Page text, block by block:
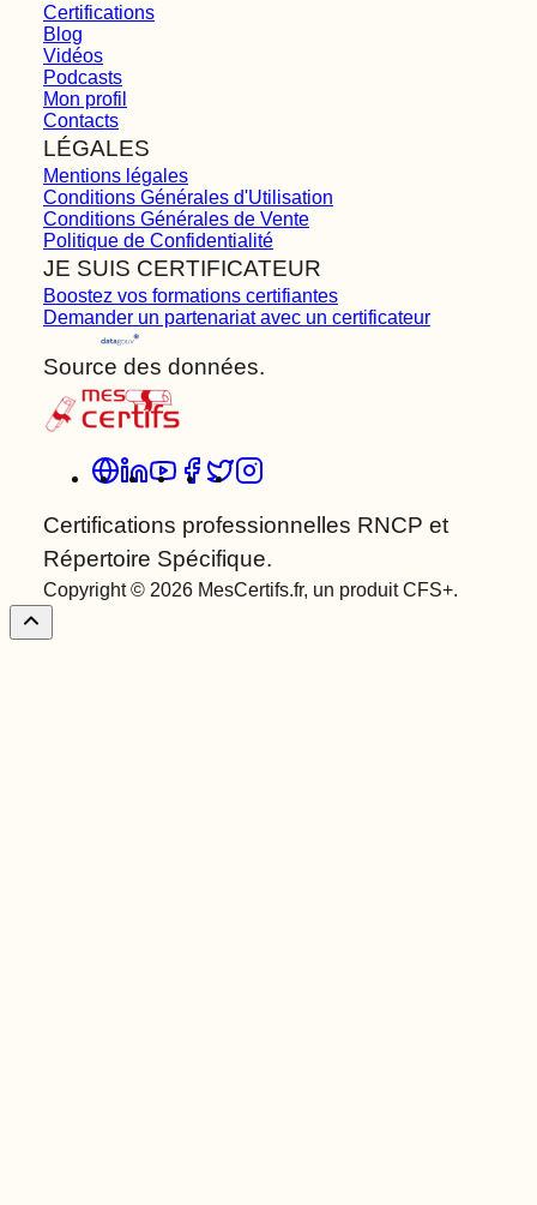
Certifications
Blog
Vidéos
Podcasts
Mon profil
Contacts
LÉGALES
Mentions légales
Conditions Générales d'Utilisation
Conditions Générales de Vente
Politique de Confidentialité
JE SUIS CERTIFICATEUR
Boostez vos formations certifiantes
Demander un partenariat avec un certificateur
Source des données.
Certifications professionnelles RNCP et
Répertoire Spécifique.
Copyright © 2026 MesCertifs.fr, un produit CFS+.